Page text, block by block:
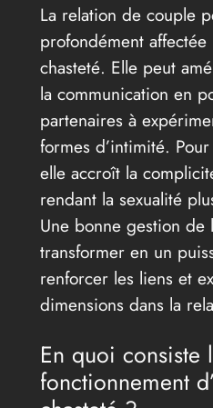
La relation de couple
profondément
chasteté. Elle peut
la communication en
partenaires à
formes d’intimité.
elle accroît la
rendant la sexualité
Une bonne gestion de
transformer en un
renforcer les liens et
dimensions dans la
En quoi consiste
fonctionnement